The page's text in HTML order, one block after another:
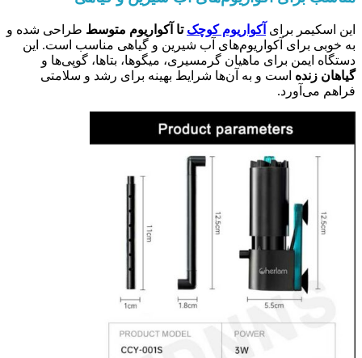
این اسکیمر برای آکواریوم‌ کوچک تا آکواریوم متوسط طراحی شده و
به خوبی برای آکواریوم‌های آب شیرین و گیاهی مناسب است. این
دستگاه ایمن برای ماهیان گرمسیری، میگوها، بتاها، گوپی‌ها و
گیاهان زنده است و به آن‌ها شرایط بهینه برای رشد و سلامتی
فراهم می‌آورد.